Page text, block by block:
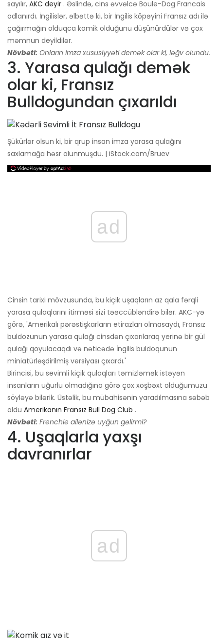
sayılır, AKC deyir . Əslində, cins əvvəlcə Boule-Dog Francais
adlanırdı. İngilislər, əlbəttə ki, bir İngilis köpəyini Fransız adı ilə
çağırmağın olduqca komik olduğunu düşünürdülər və çox
məmnun deyildilər.
Növbəti: Onların imza xüsusiyyəti demək olar ki, ləğv olundu.
3. Yarasa qulağı demək
olar ki, Fransız
Bulldogundan çıxarıldı
Şükürlər olsun ki, bir qrup insan imza yarasa qulağını
saxlamağa həsr olunmuşdu. | iStock.com/Bruev
ad
Cinsin tarixi mövzusunda, bu kiçik uşaqların az qala fərqli
yarasa qulaqlarını itirməsi sizi təəccübləndirə bilər. AKC-yə
görə, 'Amerikalı pərəstişkarların etirazları olmasaydı, Fransız
buldozunun yarasa qulağı cinsdən çıxarılaraq yerinə bir gül
qulağı qoyulacaqdı və nəticədə İngilis buldoqunun
miniatürləşdirilmiş versiyası çıxardı.'
Birincisi, bu sevimli kiçik qulaqları təmizləmək istəyən
insanların uğurlu olmadığına görə çox xoşbəxt olduğumuzu
söyləyə bilərik. Üstəlik, bu mübahisənin yaradılmasına səbəb
oldu Amerikanın Fransız Bull Dog Club .
Növbəti: Frenchie ailənizə uyğun gəlirmi?
4. Uşaqlarla yaxşı
davranırlar
ad